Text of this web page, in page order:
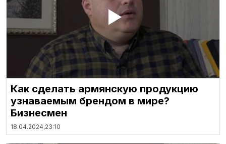
Как сделать армянскую продукцию
узнаваемым брендом в мире?
Бизнесмен
18.04.2024,23:10